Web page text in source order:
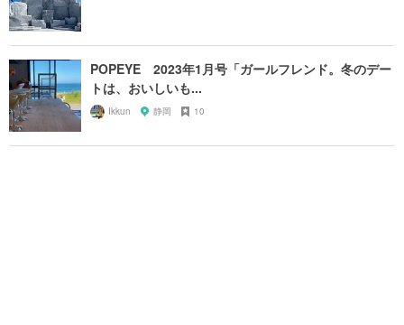
POPEYE 2023年1月号「ガールフレンド。冬のデー
トは、おいしいも...
Ikkun 静岡 10